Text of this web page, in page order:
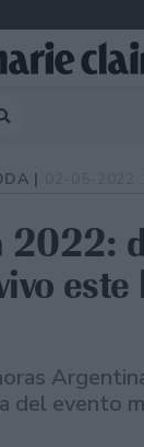
|
2022:
del evento